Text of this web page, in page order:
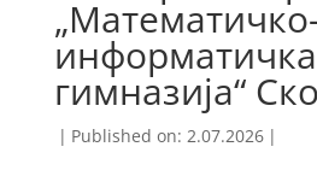
информатичка
гимназија“
| Published on: 2.07.2026 |